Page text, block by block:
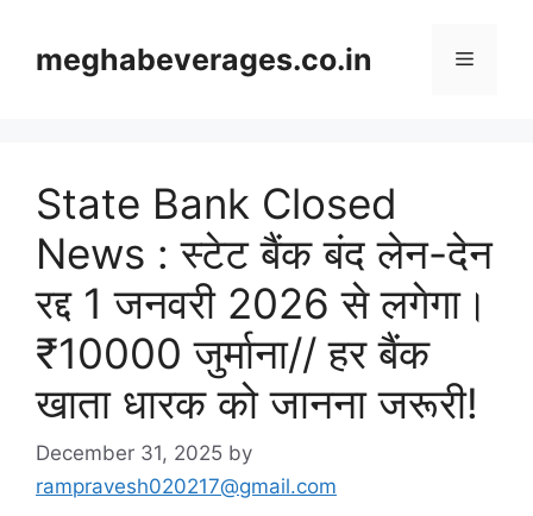
contentmeghabeverages.co.in Menu
State Bank Closed
News : स्टेट बैंक बंद लेन-देन
रद्द 1 जनवरी 2026 से लगेगा।
₹10000 जुर्माना// हर बैंक
खाता धारक को जानना जरूरी!
December 31, 2025 by
rampravesh020217@gmail.com